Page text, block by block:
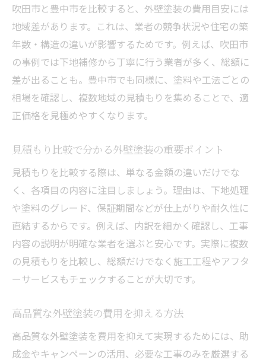
吹田市と豊中市を比較すると、外壁塗装の費用目安には
地域差があります。これは、業者の競争状況や住宅の築
年数・構造の違いが影響するためです。例えば、吹田市
の事例では下地補修から丁寧に行う業者が多く、総額に
差が出ることも。豊中市でも同様に、塗料や工法ごとの
相場を確認し、複数地域の見積もりを集めることで、適
正価格を見極めやすくなります。
見積もり比較で分かる外壁塗装の重要ポイント
見積もりを比較する際は、単なる金額の違いだけでな
く、各項目の内容に注目しましょう。理由は、下地処理
や塗料のグレード、保証期間などが仕上がりや耐久性に
直結するからです。例えば、内訳を細かく確認し、工事
内容の説明が明確な業者を選ぶと安心です。実際に複数
の見積もりを比較し、総額だけでなく施工工程やアフタ
ーサービスもチェックすることが大切です。
高品質な外壁塗装の費用を抑える方法
高品質な外壁塗装を費用を抑えて実現するためには、助
成金やキャンペーンの活用、必要な工事のみを厳選する